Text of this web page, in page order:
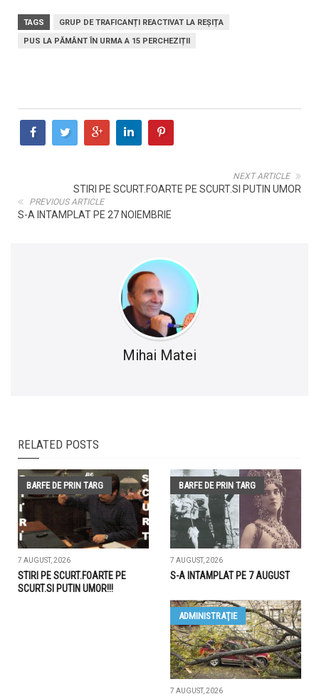
TAGS
GRUP DE TRAFICANȚI REACTIVAT LA REȘIȚA
PUS LA PĂMÂNT ÎN URMA A 15 PERCHEZIȚII
NEXT ARTICLE
STIRI PE SCURT.FOARTE PE SCURT.SI PUTIN UMOR
PREVIOUS ARTICLE
S-A INTAMPLAT PE 27 NOIEMBRIE
Mihai Matei
RELATED POSTS
BARFE DE PRIN TARG
7 AUGUST, 2026
STIRI PE SCURT.FOARTE PE
SCURT.SI PUTIN UMOR!!!
BARFE DE PRIN TARG
7 AUGUST, 2026
S-A INTAMPLAT PE 7 AUGUST
ADMINISTRAŢIE
7 AUGUST, 2026